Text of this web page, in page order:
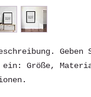
Größe,